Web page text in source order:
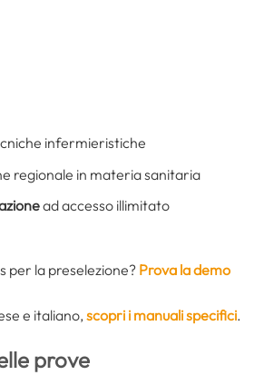
infermieristiche
regionale in materia sanitaria
ad accesso illimitato
per la preselezione? Prova la demo
e italiano,scopri i manuali specifici.
prove